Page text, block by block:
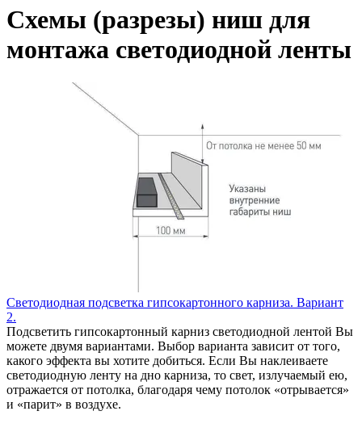
Схемы (разрезы) ниш для
монтажа светодиодной ленты
Светодиодная подсветка гипсокартонного карниза. Вариант
2.
Подсветить гипсокартонный карниз светодиодной лентой Вы
можете двумя вариантами. Выбор варианта зависит от того,
какого эффекта вы хотите добиться. Если Вы наклеиваете
светодиодную ленту на дно карниза, то свет, излучаемый ею,
отражается от потолка, благодаря чему потолок «отрывается»
и «парит» в воздухе.